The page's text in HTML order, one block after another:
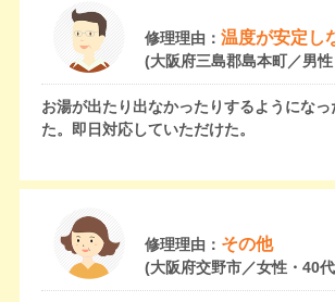
修理理由： 温度が安定し
(大阪府三島郡島本町／男
お湯が出たり出なかったりするようになっ
た。即日対応していただけた。
修理理由： その他
(大阪府交野市／女性・40